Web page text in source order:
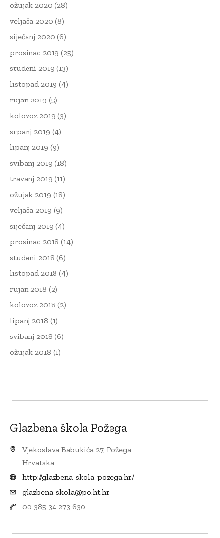
ožujak 2020 (28)
veljača 2020 (8)
siječanj 2020 (6)
prosinac 2019 (25)
studeni 2019 (13)
listopad 2019 (4)
rujan 2019 (5)
kolovoz 2019 (3)
srpanj 2019 (4)
lipanj 2019 (9)
svibanj 2019 (18)
travanj 2019 (11)
ožujak 2019 (18)
veljača 2019 (9)
siječanj 2019 (4)
prosinac 2018 (14)
studeni 2018 (6)
listopad 2018 (4)
rujan 2018 (2)
kolovoz 2018 (2)
lipanj 2018 (1)
svibanj 2018 (6)
ožujak 2018 (1)
Glazbena škola Požega
Vjekoslava Babukića 27, Požega
Hrvatska
http://glazbena-skola-pozega.hr/
glazbena-skola@po.ht.hr
00 385 34 273 630